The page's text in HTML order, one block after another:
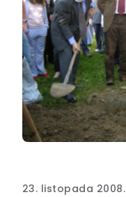
23. listopada 2008.